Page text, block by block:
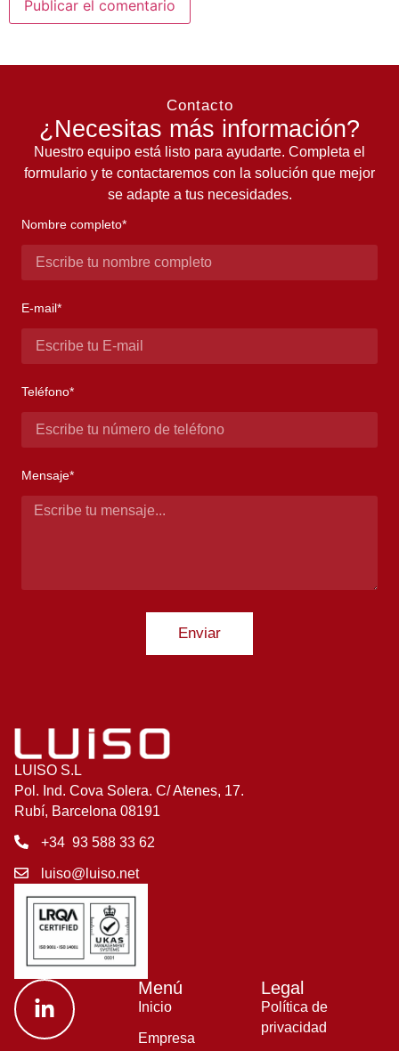
Contacto
¿Necesitas más información?
Nuestro equipo está listo para ayudarte. Completa el
formulario y te contactaremos con la solución que mejor
se adapte a tus necesidades.
Nombre completo*
E-mail*
Teléfono*
Mensaje*
Enviar
LUISO S.L
Pol. Ind. Cova Solera. C/ Atenes, 17.
Rubí, Barcelona 08191
+34 93 588 33 62
luiso@luiso.net
Menú
Inicio
Empresa
Legal
Política de
privacidad